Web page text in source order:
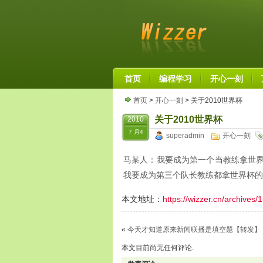
首页 编程学习 开心一刻
首页 > 开心一刻 > 关于2010世界杯
2010
7 月4
关于2010世界杯
superadmin 开心一刻
马某人：我要成为第一个当教练拿世
我要成为第三个队长教练都拿世界杯
本文地址： https://wizzer.cn/archives/
« 今天才知道原来新闻联播是填空题【转发】
本文目前尚无任何评论.